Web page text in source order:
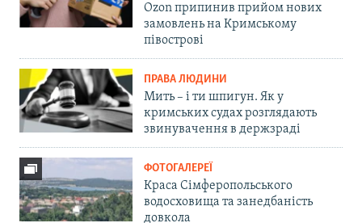
Ozon припинив прийом нових
замовлень на Кримському
півострові
ПРАВА ЛЮДИНИ
Мить – і ти шпигун. Як у
кримських судах розглядають
звинувачення в держзраді
ФОТОГАЛЕРЕЇ
Краса Сімферопольського
водосховища та занедбаність
довкола